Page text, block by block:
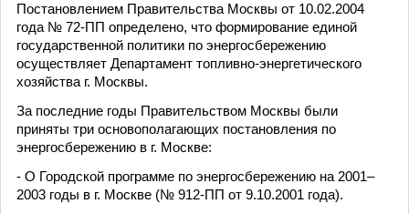
Постановлением Правительства Москвы от 10.02.2004
года № 72-ПП определено, что формирование единой
государственной политики по энергосбережению
осуществляет Департамент топливно-энергетического
хозяйства г. Москвы.
За последние годы Правительством Москвы были
приняты три основополагающих постановления по
энергосбережению в г. Москве:
- О Городской программе по энергосбережению на 2001–
2003 годы в г. Москве (№ 912-ПП от 9.10.2001 года).